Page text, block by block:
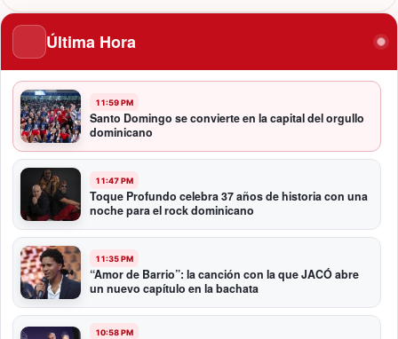
Última Hora
11:59 PM
Santo Domingo se convierte en la capital del orgullo
dominicano
11:47 PM
Toque Profundo celebra 37 años de historia con una
noche para el rock dominicano
11:35 PM
“Amor de Barrio”: la canción con la que JACÓ abre
un nuevo capítulo en la bachata
10:58 PM